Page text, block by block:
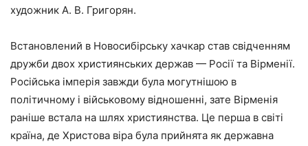
художник А. В. Григорян.
Встановлений в Новосибірську хачкар став свідченням
дружби двох християнських держав — Росії та Вірменії.
Російська імперія завжди була могутнішою в
політичному і військовому відношенні, зате Вірменія
раніше встала на шлях християнства. Це перша в світі
країна, де Христова віра була прийнята як державна